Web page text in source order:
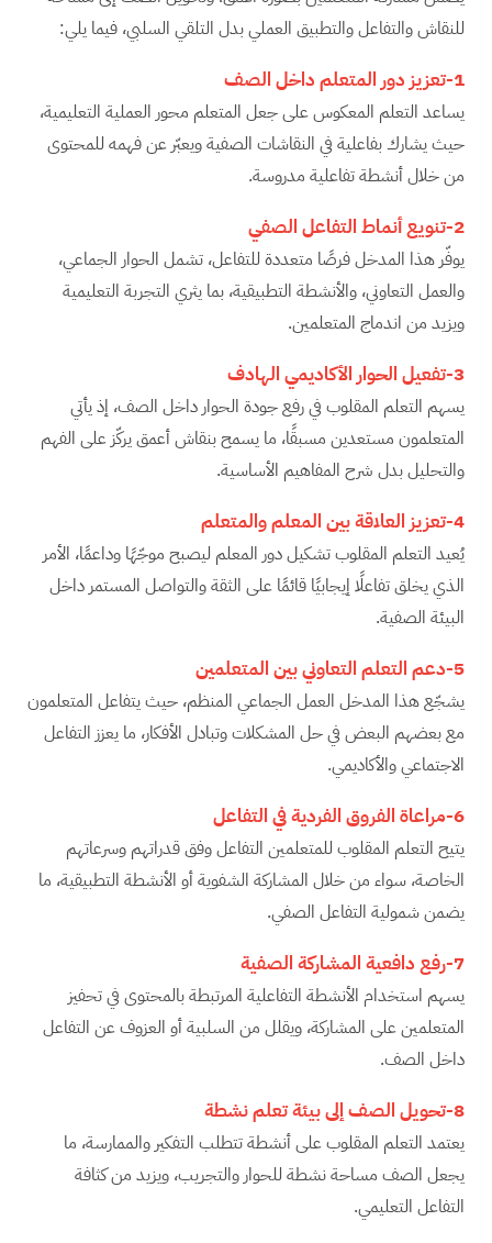
للنقاش والتفاعل والتطبيق العملي بدل التلقي السلبي، فيما يلي:
1-تعزيز دور المتعلم داخل الصف
يساعد التعلم المعكوس على جعل المتعلم محور العملية التعليمية،
حيث يشارك بفاعلية في النقاشات الصفية ويعبّر عن فهمه للمحتوى
من خلال أنشطة تفاعلية مدروسة.
2-تنويع أنماط التفاعل الصفي
يوفّر هذا المدخل فرصًا متعددة للتفاعل، تشمل الحوار الجماعي،
والعمل التعاوني، والأنشطة التطبيقية، بما يثري التجربة التعليمية
ويزيد من اندماج المتعلمين.
3-تفعيل الحوار الأكاديمي الهادف
يسهم التعلم المقلوب في رفع جودة الحوار داخل الصف، إذ يأتي
المتعلمون مستعدين مسبقًا، ما يسمح بنقاش أعمق يركّز على الفهم
والتحليل بدل شرح المفاهيم الأساسية.
4-تعزيز العلاقة بين المعلم والمتعلم
يُعيد التعلم المقلوب تشكيل دور المعلم ليصبح موجّهًا وداعمًا، الأمر
الذي يخلق تفاعلًا إيجابيًا قائمًا على الثقة والتواصل المستمر داخل
البيئة الصفية.
5-دعم التعلم التعاوني بين المتعلمين
يشجّع هذا المدخل العمل الجماعي المنظم، حيث يتفاعل المتعلمون
مع بعضهم البعض في حل المشكلات وتبادل الأفكار، ما يعزز التفاعل
الاجتماعي والأكاديمي.
6-مراعاة الفروق الفردية في التفاعل
يتيح التعلم المقلوب للمتعلمين التفاعل وفق قدراتهم وسرعاتهم
الخاصة، سواء من خلال المشاركة الشفوية أو الأنشطة التطبيقية، ما
يضمن شمولية التفاعل الصفي.
7-رفع دافعية المشاركة الصفية
يسهم استخدام الأنشطة التفاعلية المرتبطة بالمحتوى في تحفيز
المتعلمين على المشاركة، ويقلل من السلبية أو العزوف عن التفاعل
داخل الصف.
8-تحويل الصف إلى بيئة تعلم نشطة
يعتمد التعلم المقلوب على أنشطة تتطلب التفكير والممارسة، ما
يجعل الصف مساحة نشطة للحوار والتجريب، ويزيد من كثافة
التفاعل التعليمي.